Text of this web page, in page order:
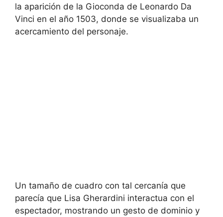
la aparición de la Gioconda de Leonardo Da
Vinci en el año 1503, donde se visualizaba un
acercamiento del personaje.
Un tamaño de cuadro con tal cercanía que
parecía que Lisa Gherardini interactua con el
espectador, mostrando un gesto de dominio y